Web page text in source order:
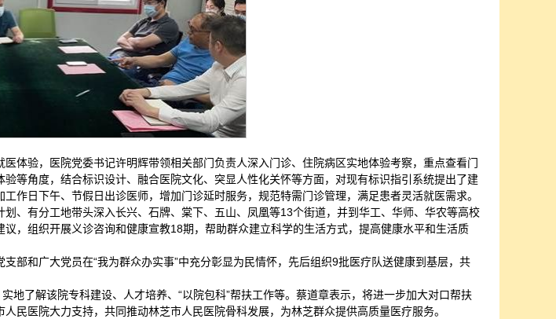
体验，医院党委书记许明辉带领相关部门负责人深入门诊、住院病区实地体验考察，重点查看门
等角度，结合标识设计、融合医院文化、突显人性化关怀等方面，对现有标识指引系统提出了建
作日下午、节假日出诊医师，增加门诊延时服务，规范特需门诊管理，满足患者灵活就医需求。
、有分工地带头深入长兴、石牌、棠下、五山、凤凰等13个街道，并到华工、华师、华农等高校
，组织开展义诊咨询和健康宣教18期，帮助群众建立科学的生活方式，提高健康水平和生活质
部和广大党员在“我为群众办实事”中充分彰显为民情怀，先后组织9批医疗队送健康到基层，共
了解该院专科建设、人才培养、“以院包科”帮扶工作等。蔡道章表示，将进一步加大对口帮扶
民医院大力支持，共同推动林芝市人民医院骨科发展，为林芝群众提供高质量医疗服务。